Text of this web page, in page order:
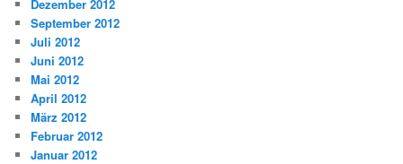
Dezember 2012
September 2012
Juli 2012
Juni 2012
Mai 2012
April 2012
März 2012
Februar 2012
Januar 2012